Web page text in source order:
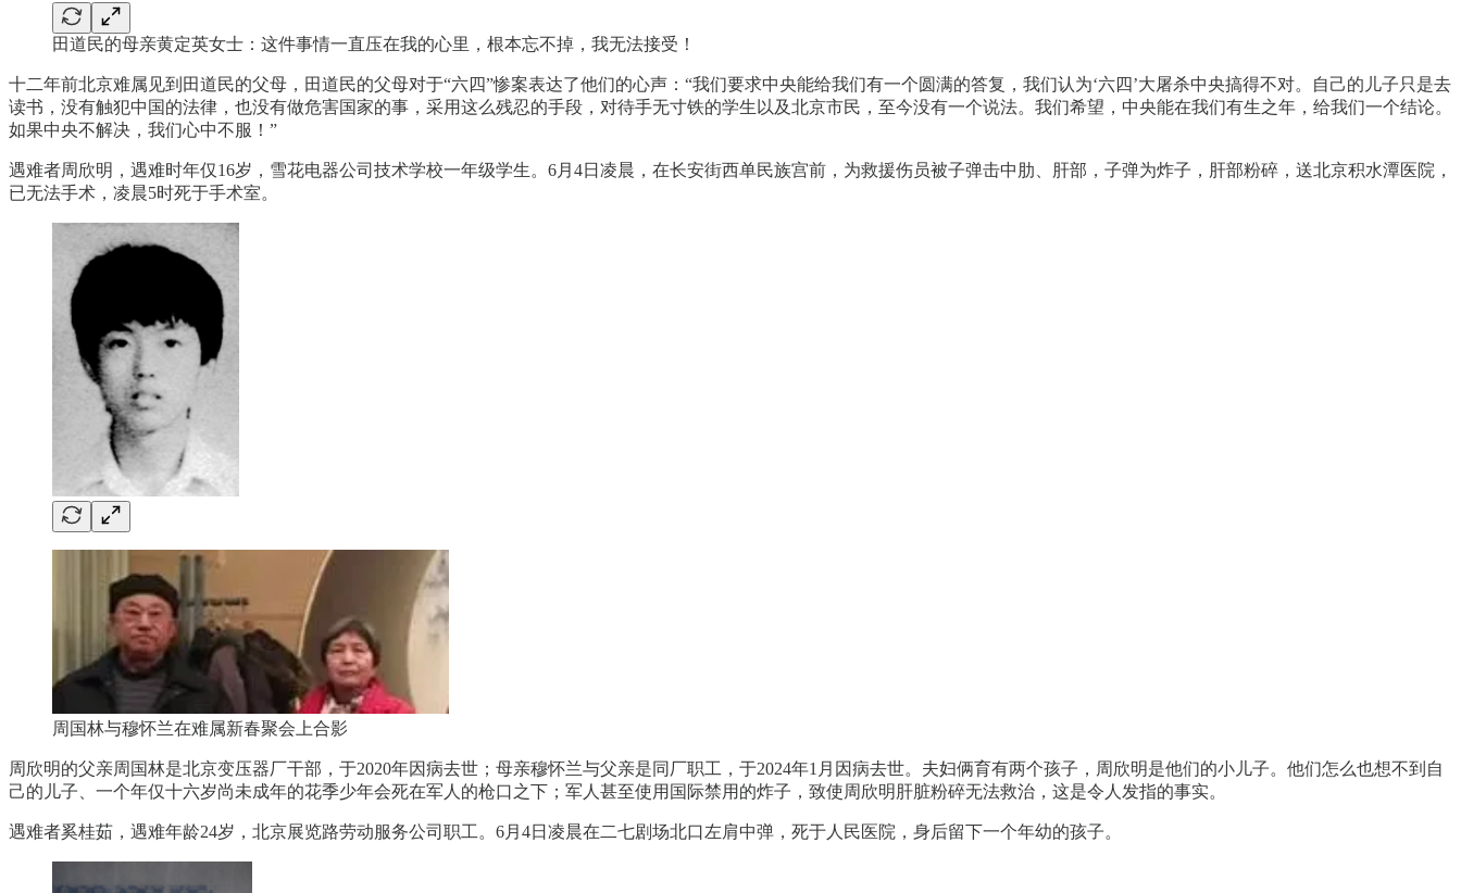
田道民的母亲黄定英女士：这件事情一直压在我的心里，根本忘不掉，我无法接受！
十二年前北京难属见到田道民的父母，田道民的父母对于“六四”惨案表达了他们的心声：“我们要求中央能给我们有一个圆满的答复，我们认为‘六四’大屠杀中央搞得不对。自己的儿子只是去
读书，没有触犯中国的法律，也没有做危害国家的事，采用这么残忍的手段，对待手无寸铁的学生以及北京市民，至今没有一个说法。我们希望，中央能在我们有生之年，给我们一个结论。
如果中央不解决，我们心中不服！”
遇难者周欣明，遇难时年仅16岁，雪花电器公司技术学校一年级学生。6月4日凌晨，在长安街西单民族宫前，为救援伤员被子弹击中肋、肝部，子弹为炸子，肝部粉碎，送北京积水潭医院，
已无法手术，凌晨5时死于手术室。
周国林与穆怀兰在难属新春聚会上合影
周欣明的父亲周国林是北京变压器厂干部，于2020年因病去世；母亲穆怀兰与父亲是同厂职工，于2024年1月因病去世。夫妇俩育有两个孩子，周欣明是他们的小儿子。他们怎么也想不到自
己的儿子、一个年仅十六岁尚未成年的花季少年会死在军人的枪口之下；军人甚至使用国际禁用的炸子，致使周欣明肝脏粉碎无法救治，这是令人发指的事实。
遇难者奚桂茹，遇难年龄24岁，北京展览路劳动服务公司职工。6月4日凌晨在二七剧场北口左肩中弹，死于人民医院，身后留下一个年幼的孩子。